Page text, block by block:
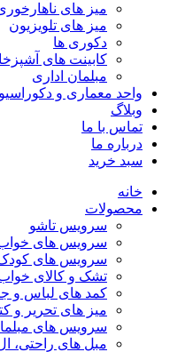
میز های
میز های تلویزیون
دکوری ها
کابینت های
مبلمان اداری
واحد معماری و
وبلاگ
تماس با ما
درباره ما
سبد خرید
خانه
محصولات
سرویس تاشو
سرویس های
سرویس های کودک
تشک و کالای
کمد های لباس و
میز های تحریر و
سرویس های
مبل های راحتی،